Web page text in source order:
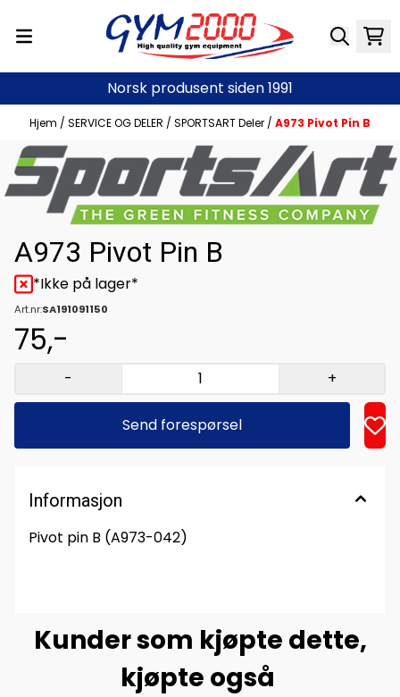
Norsk produsent siden 1991
Hjem / SERVICE OG DELER / SPORTSART Deler / A973 Pivot Pin B
A973 Pivot Pin B
*Ikke på lager*
Art.nr:SA191091150
75,-
- +
Send forespørsel
Informasjon
Pivot pin B (A973-042)
Kunder som kjøpte dette,
kjøpte også